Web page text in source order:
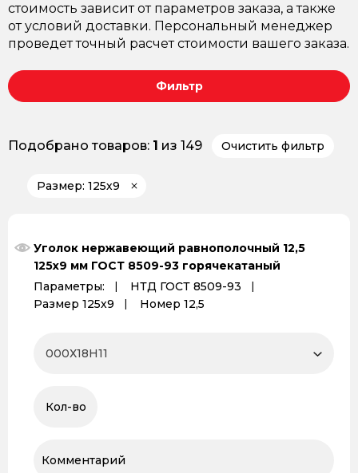
стоимость зависит от параметров заказа, а также
от условий доставки. Персональный менеджер
проведет точный расчет стоимости вашего заказа.
Фильтр
Подобрано товаров: 1 из 149 Очистить фильтр
Размер: 125х9
Уголок нержавеющий равнополочный 12,5
125х9 мм ГОСТ 8509-93 горячекатаный
Параметры:
НТД ГОСТ 8509-93
Размер 125х9
Номер 12,5